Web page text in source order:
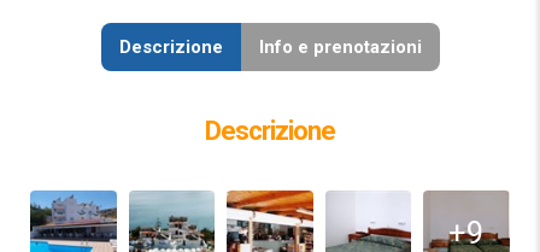
Descrizione Info e prenotazioni
Descrizione
+9